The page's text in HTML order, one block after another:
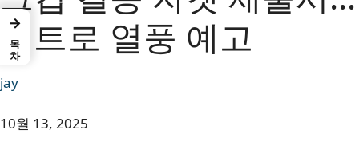
레트로 열풍 예고
jay
10월 13, 2025
→
목차